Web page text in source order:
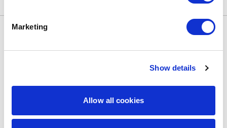
Marketing
Show details
Allow all cookies
powyżej.